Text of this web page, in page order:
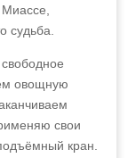
судьба.
овощную
свои
кран.